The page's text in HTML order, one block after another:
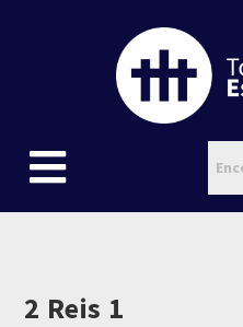
2 Reis 1